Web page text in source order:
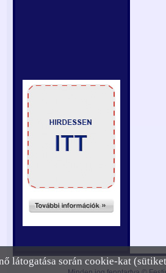
látogatása során cookie-kat